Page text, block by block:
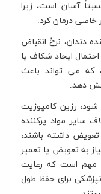
آسان است، زیرا
خاصی درمان کرد.
دندان، نرخ انقباض
ایجاد شکاف یا
که می تواند باعث
دهد.
رزین کامپوزیت
سایر مواد پرکننده
داشته باشند،
به تعویض یا تعمیر
مهم است که رعایت
برای حفظ طول